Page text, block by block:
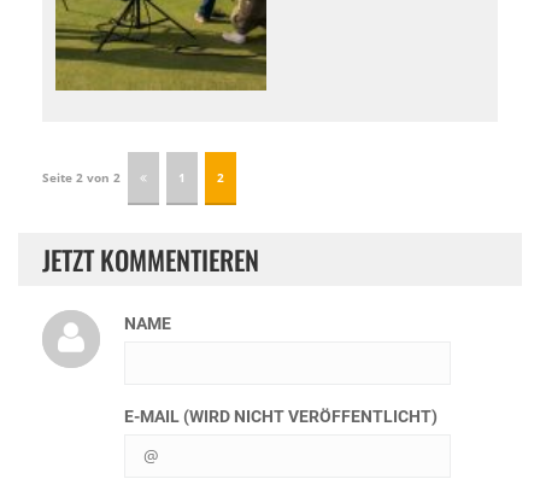
Seite 2 von 2 1 2
JETZT KOMMENTIEREN
NAME
E-MAIL (WIRD NICHT VERÖFFENTLICHT)